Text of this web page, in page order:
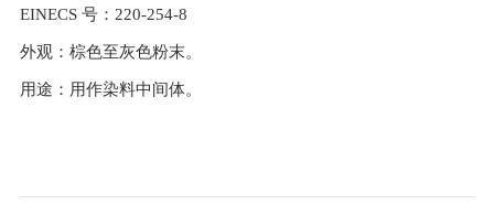
EINECS 号：220-254-8
外观：棕色至灰色粉末。
用途：用作染料中间体。